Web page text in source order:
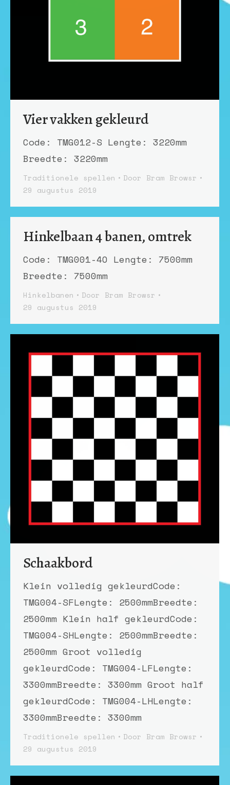
Vier vakken gekleurd
Code: TMG012-S Lengte: 3220mm
Breedte: 3220mm
Traditionele spellen Door Bram Browsr
29 augustus 2019
Hinkelbaan 4 banen, omtrek
Code: TMG001-4O Lengte: 7500mm
Breedte: 7500mm
Hinkelbanen Door Bram Browsr
29 augustus 2019
Schaakbord
Klein volledig gekleurdCode:
TMG004-SFLengte: 2500mmBreedte:
2500mm Klein half gekleurdCode:
TMG004-SHLengte: 2500mmBreedte:
2500mm Groot volledig
gekleurdCode: TMG004-LFLengte:
3300mmBreedte: 3300mm Groot half
gekleurdCode: TMG004-LHLengte:
3300mmBreedte: 3300mm
Traditionele spellen Door Bram Browsr
29 augustus 2019